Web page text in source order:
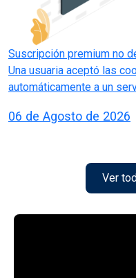
Suscripción premium no
Una usuaria aceptó las
automáticamente a un
06 de Agosto de 2026
Ver